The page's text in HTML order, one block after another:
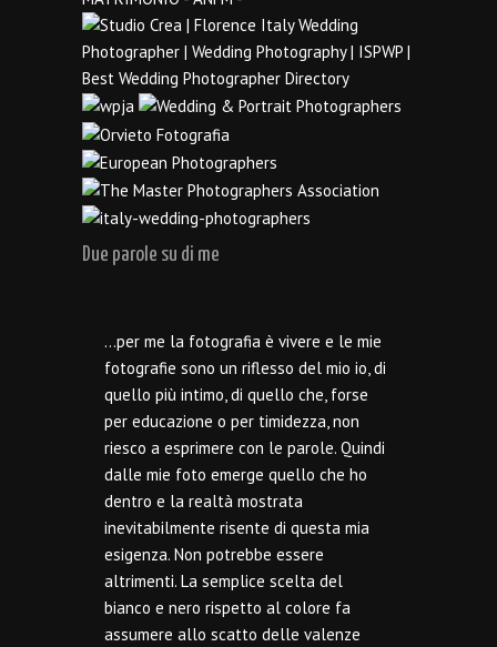
Due parole su di me
…per me la fotografia è vivere e le mie
fotografie sono un riflesso del mio io, di
quello più intimo, di quello che, forse
per educazione o per timidezza, non
riesco a esprimere con le parole. Quindi
dalle mie foto emerge quello che ho
dentro e la realtà mostrata
inevitabilmente risente di questa mia
esigenza. Non potrebbe essere
altrimenti. La semplice scelta del
bianco e nero rispetto al colore fa
assumere allo scatto delle valenze